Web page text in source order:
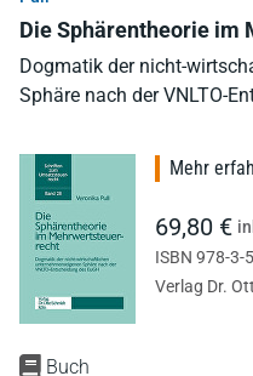
Die Sphärentheorie im
Dogmatik der nicht-
Sphäre nach der VNLTO-
Buch
Mehr
69,80 €
ISBN 978-3-
Verlag Dr.